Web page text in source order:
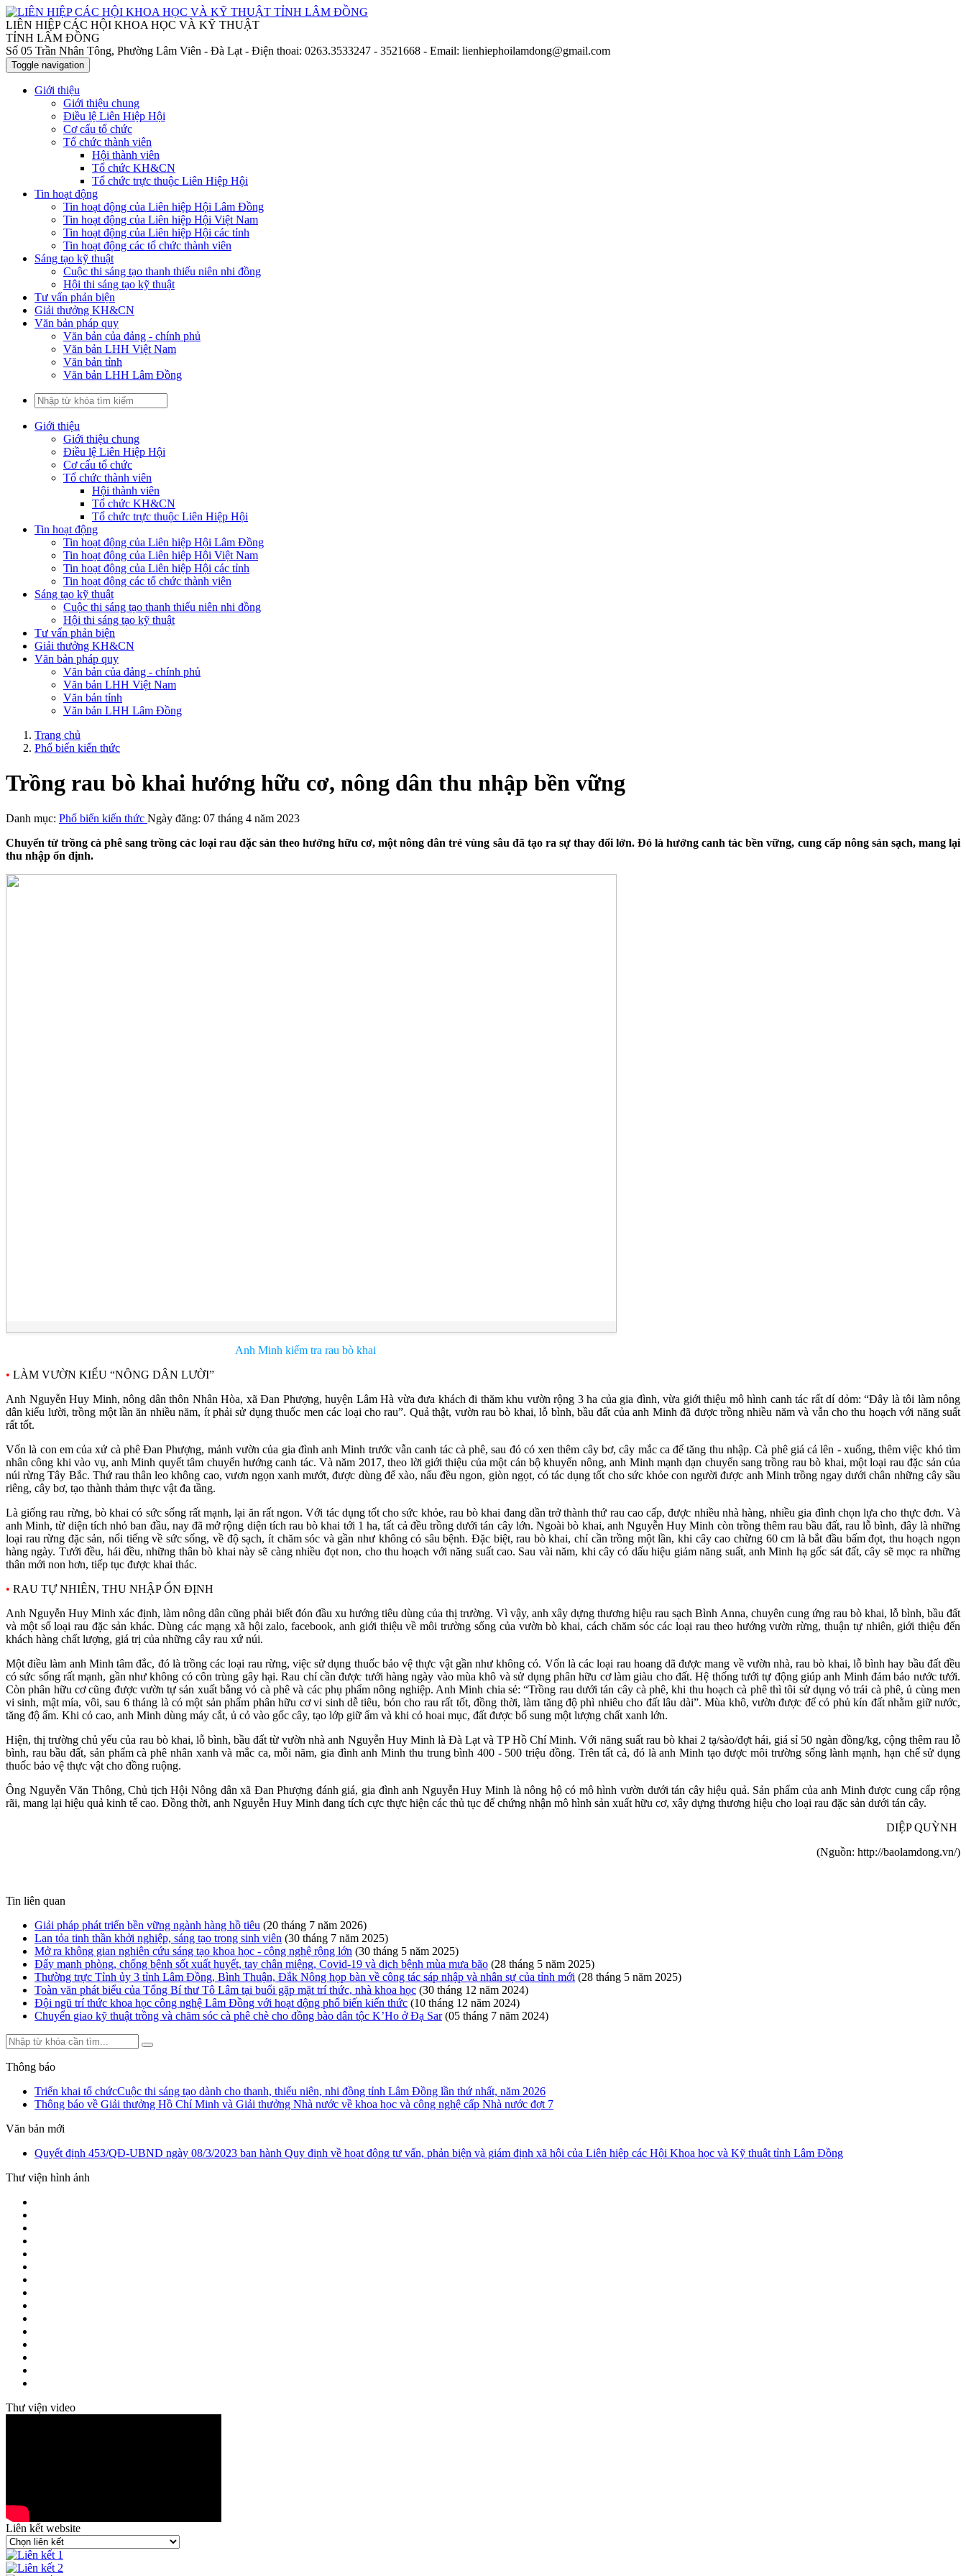
LIÊN HIỆP CÁC HỘI KHOA HỌC VÀ KỸ THUẬT
TỈNH LÂM ĐỒNG
Số 05 Trần Nhân Tông, Phường Lâm Viên - Đà Lạt - Điện thoai: 0263.3533247 - 3521668 - Email: lienhiephoilamdong@gmail.com
Toggle navigation
Giới thiệu
Giới thiệu chung
Điều lệ Liên Hiệp Hội
Cơ cấu tổ chức
Tổ chức thành viên
Hội thành viên
Tổ chức KH&CN
Tổ chức trực thuộc Liên Hiệp Hội
Tin hoạt động
Tin hoạt động của Liên hiệp Hội Lâm Đồng
Tin hoạt động của Liên hiệp Hội Việt Nam
Tin hoạt động của Liên hiệp Hội các tỉnh
Tin hoạt động các tổ chức thành viên
Sáng tạo kỹ thuật
Cuộc thi sáng tạo thanh thiếu niên nhi đồng
Hội thi sáng tạo kỹ thuật
Tư vấn phản biện
Giải thưởng KH&CN
Văn bản pháp quy
Văn bản của đảng - chính phủ
Văn bản LHH Việt Nam
Văn bản tỉnh
Văn bản LHH Lâm Đồng
Giới thiệu
Giới thiệu chung
Điều lệ Liên Hiệp Hội
Cơ cấu tổ chức
Tổ chức thành viên
Hội thành viên
Tổ chức KH&CN
Tổ chức trực thuộc Liên Hiệp Hội
Tin hoạt động
Tin hoạt động của Liên hiệp Hội Lâm Đồng
Tin hoạt động của Liên hiệp Hội Việt Nam
Tin hoạt động của Liên hiệp Hội các tỉnh
Tin hoạt động các tổ chức thành viên
Sáng tạo kỹ thuật
Cuộc thi sáng tạo thanh thiếu niên nhi đồng
Hội thi sáng tạo kỹ thuật
Tư vấn phản biện
Giải thưởng KH&CN
Văn bản pháp quy
Văn bản của đảng - chính phủ
Văn bản LHH Việt Nam
Văn bản tỉnh
Văn bản LHH Lâm Đồng
Trang chủ
Phổ biến kiến thức
Trồng rau bò khai hướng hữu cơ, nông dân thu nhập bền vững
Danh mục: Phổ biến kiến thức Ngày đăng: 07 tháng 4 năm 2023
Chuyển từ trồng cà phê sang trồng các loại rau đặc sản theo hướng hữu cơ, một nông dân trẻ vùng sâu đã tạo ra sự thay đổi lớn. Đó là hướng canh tác bền vững, cung cấp nông sản sạch, mang lại
thu nhập ổn định.
Anh Minh kiểm tra rau bò khai
• LÀM VƯỜN KIỂU “NÔNG DÂN LƯỜI”
Anh Nguyễn Huy Minh, nông dân thôn Nhân Hòa, xã Đan Phượng, huyện Lâm Hà vừa đưa khách đi thăm khu vườn rộng 3 ha của gia đình, vừa giới thiệu mô hình canh tác rất dí dỏm: “Đây là tôi làm nông
dân kiểu lười, trồng một lần ăn nhiều năm, ít phải sử dụng thuốc men các loại cho rau”. Quả thật, vườn rau bò khai, lỗ bình, bầu đất của anh Minh đã được trồng nhiều năm và vẫn cho thu hoạch với năng suất
rất tốt.
Vốn là con em của xứ cà phê Đan Phượng, mảnh vườn của gia đình anh Minh trước vẫn canh tác cà phê, sau đó có xen thêm cây bơ, cây mắc ca để tăng thu nhập. Cà phê giá cả lên - xuống, thêm việc khó tìm
nhân công khi vào vụ, anh Minh quyết tâm chuyển hướng canh tác. Và năm 2017, theo lời giới thiệu của một cán bộ khuyến nông, anh Minh mạnh dạn chuyển sang trồng rau bò khai, một loại rau đặc sản của
núi rừng Tây Bắc. Thứ rau thân leo không cao, vươn ngọn xanh mướt, được dùng để xào, nấu đều ngon, giòn ngọt, có tác dụng tốt cho sức khỏe con người được anh Minh trồng ngay dưới chân những cây sầu
riêng, cây bơ, tạo thành thảm thực vật đa tầng.
Là giống rau rừng, bò khai có sức sống rất mạnh, lại ăn rất ngon. Với tác dụng tốt cho sức khỏe, rau bò khai đang dần trở thành thứ rau cao cấp, được nhiều nhà hàng, nhiều gia đình chọn lựa cho thực đơn. Và
anh Minh, từ diện tích nhỏ ban đầu, nay đã mở rộng diện tích rau bò khai tới 1 ha, tất cả đều trồng dưới tán cây lớn. Ngoài bò khai, anh Nguyễn Huy Minh còn trồng thêm rau bầu đất, rau lỗ bình, đây là những
loại rau rừng đặc sản, nổi tiếng về sức sống, về độ sạch, ít chăm sóc và gần như không có sâu bệnh. Đặc biệt, rau bò khai, chỉ cần trồng một lần, khi cây cao chừng 60 cm là bắt đầu bấm đọt, thu hoạch ngọn
hàng ngày. Tưới đều, hái đều, những thân bò khai này sẽ càng nhiều đọt non, cho thu hoạch với năng suất cao. Sau vài năm, khi cây có dấu hiệu giảm năng suất, anh Minh hạ gốc sát đất, cây sẽ mọc ra những
thân mới non hơn, tiếp tục được khai thác.
• RAU TỰ NHIÊN, THU NHẬP ỔN ĐỊNH
Anh Nguyễn Huy Minh xác định, làm nông dân cũng phải biết đón đầu xu hướng tiêu dùng của thị trường. Vì vậy, anh xây dựng thương hiệu rau sạch Bình Anna, chuyên cung ứng rau bò khai, lỗ bình, bầu đất
và một số loại rau đặc sản khác. Dùng các mạng xã hội zalo, facebook, anh giới thiệu về môi trường sống của vườn bò khai, cách chăm sóc các loại rau theo hướng vườn rừng, thuận tự nhiên, giới thiệu đến
khách hàng chất lượng, giá trị của những cây rau xứ núi.
Một điều làm anh Minh tâm đắc, đó là trồng các loại rau rừng, việc sử dụng thuốc bảo vệ thực vật gần như không có. Vốn là các loại rau hoang dã được mang về vườn nhà, rau bò khai, lỗ bình hay bầu đất đều
có sức sống rất mạnh, gần như không có côn trùng gây hại. Rau chỉ cần được tưới hàng ngày vào mùa khô và sử dụng phân hữu cơ làm giàu cho đất. Hệ thống tưới tự động giúp anh Minh đảm bảo nước tưới.
Còn phân hữu cơ cũng được vườn tự sản xuất bằng vỏ cà phê và các phụ phẩm nông nghiệp. Anh Minh chia sẻ: “Trồng rau dưới tán cây cà phê, khi thu hoạch cà phê thì tôi sử dụng vỏ trái cà phê, ủ cùng men
vi sinh, mật mía, vôi, sau 6 tháng là có một sản phẩm phân hữu cơ vi sinh dễ tiêu, bón cho rau rất tốt, đồng thời, làm tăng độ phì nhiêu cho đất lâu dài”. Mùa khô, vườn được để cỏ phủ kín đất nhằm giữ nước,
tăng độ ẩm. Khi cỏ cao, anh Minh dùng máy cắt, ủ cỏ vào gốc cây, tạo lớp giữ ẩm và khi cỏ hoai mục, đất được bổ sung một lượng chất xanh lớn.
Hiện, thị trường chủ yếu của rau bò khai, lỗ bình, bầu đất từ vườn nhà anh Nguyễn Huy Minh là Đà Lạt và TP Hồ Chí Minh. Với năng suất rau bò khai 2 tạ/sào/đợt hái, giá sỉ 50 ngàn đồng/kg, cộng thêm rau lỗ
bình, rau bầu đất, sản phẩm cà phê nhân xanh và mắc ca, mỗi năm, gia đình anh Minh thu trung bình 400 - 500 triệu đồng. Trên tất cả, đó là anh Minh tạo được môi trường sống lành mạnh, hạn chế sử dụng
thuốc bảo vệ thực vật cho đồng ruộng.
Ông Nguyễn Văn Thông, Chủ tịch Hội Nông dân xã Đan Phượng đánh giá, gia đình anh Nguyễn Huy Minh là nông hộ có mô hình vườn dưới tán cây hiệu quả. Sản phẩm của anh Minh được cung cấp rộng
rãi, mang lại hiệu quả kinh tế cao. Đồng thời, anh Nguyễn Huy Minh đang tích cực thực hiện các thủ tục để chứng nhận mô hình sản xuất hữu cơ, xây dựng thương hiệu cho loại rau đặc sản dưới tán cây.
DIỆP QUỲNH
(Nguồn: http://baolamdong.vn/)
Tin liên quan
Giải pháp phát triển bền vững ngành hàng hồ tiêu (20 tháng 7 năm 2026)
Lan tỏa tinh thần khởi nghiệp, sáng tạo trong sinh viên (30 tháng 7 năm 2025)
Mở ra không gian nghiên cứu sáng tạo khoa học - công nghệ rộng lớn (30 tháng 5 năm 2025)
Đẩy mạnh phòng, chống bệnh sốt xuất huyết, tay chân miệng, Covid-19 và dịch bệnh mùa mưa bão (28 tháng 5 năm 2025)
Thường trực Tỉnh ủy 3 tỉnh Lâm Đồng, Bình Thuận, Đắk Nông họp bàn về công tác sáp nhập và nhân sự của tỉnh mới (28 tháng 5 năm 2025)
Toàn văn phát biểu của Tổng Bí thư Tô Lâm tại buổi gặp mặt trí thức, nhà khoa học (30 tháng 12 năm 2024)
Đội ngũ trí thức khoa học công nghệ Lâm Đồng với hoạt động phổ biến kiến thức (10 tháng 12 năm 2024)
Chuyển giao kỹ thuật trồng và chăm sóc cà phê chè cho đồng bào dân tộc K’Ho ở Đạ Sar (05 tháng 7 năm 2024)
Thông báo
Triển khai tổ chứcCuộc thi sáng tạo dành cho thanh, thiếu niên, nhi đồng tỉnh Lâm Đồng lần thứ nhất, năm 2026
Thông báo về Giải thưởng Hồ Chí Minh và Giải thưởng Nhà nước về khoa học và công nghệ cấp Nhà nước đợt 7
Văn bản mới
Quyết định 453/QĐ-UBND ngày 08/3/2023 ban hành Quy định về hoạt động tư vấn, phản biện và giám định xã hội của Liên hiệp các Hội Khoa học và Kỹ thuật tỉnh Lâm Đồng
Thư viện hình ảnh
Thư viện video
Liên kết website